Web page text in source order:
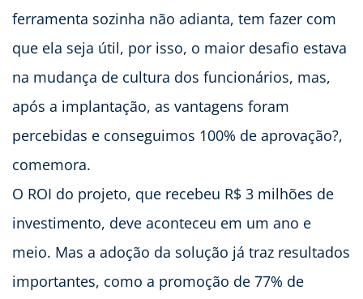
ferramenta sozinha não adianta, tem fazer com
que ela seja útil, por isso, o maior desafio estava
na mudança de cultura dos funcionários, mas,
após a implantação, as vantagens foram
percebidas e conseguimos 100% de aprovação?,
comemora.
O ROI do projeto, que recebeu R$ 3 milhões de
investimento, deve aconteceu em um ano e
meio. Mas a adoção da solução já traz resultados
importantes, como a promoção de 77% de